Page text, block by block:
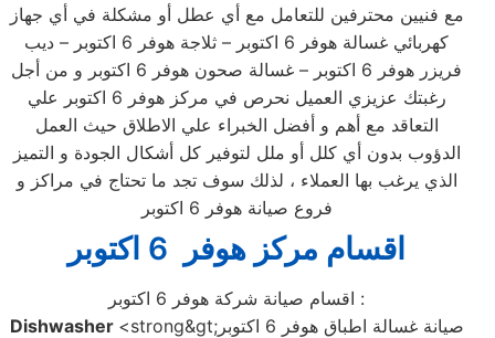
مع فنيين محترفين للتعامل مع أي عطل أو مشكلة في أي جهاز
كهربائي غسالة هوفر 6 اكتوبر – ثلاجة هوفر 6 اكتوبر – ديب
فريزر هوفر 6 اكتوبر – غسالة صحون هوفر 6 اكتوبر و من أجل
رغبتك عزيزي العميل نحرص في مركز هوفر 6 اكتوبر علي
التعاقد مع أهم و أفضل الخبراء علي الاطلاق حيث العمل
الدؤوب بدون أي كلل أو ملل لتوفير كل أشكال الجودة و التميز
الذي يرغب بها العملاء ، لذلك سوف تجد ما تحتاج في مراكز و
فروع صيانة هوفر 6 اكتوبر
اقسام مركز هوفر 6 اكتوبر
اقسام صيانة شركة هوفر 6 اكتوبر :
Dishwasher
<strong&gt;صيانة غسالة اطباق هوفر 6 اكتوبر